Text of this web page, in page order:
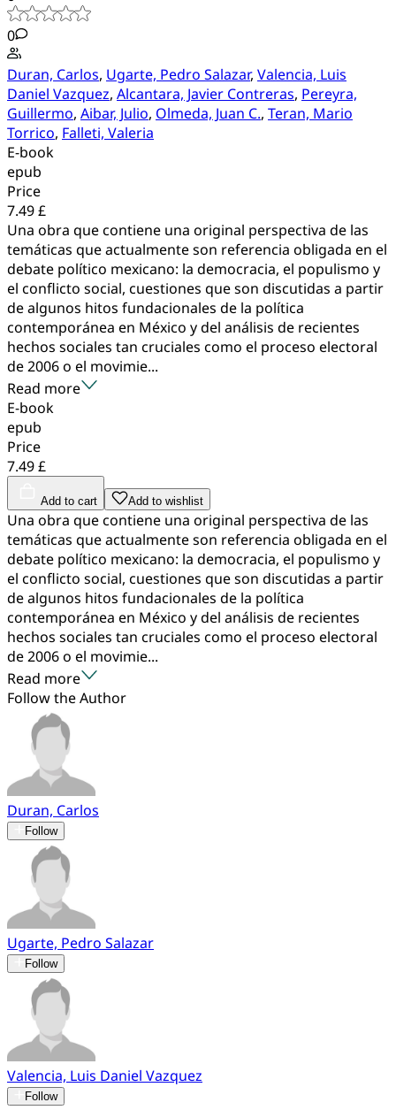
0
Duran, Carlos, Ugarte, Pedro Salazar, Valencia, Luis
Daniel Vazquez, Alcantara, Javier Contreras, Pereyra,
Guillermo, Aibar, Julio, Olmeda, Juan C., Teran, Mario
Torrico, Falleti, Valeria
E-book
epub
Price
7.49 £
Una obra que contiene una original perspectiva de las
temáticas que actualmente son referencia obligada en el
debate político mexicano: la democracia, el populismo y
el conflicto social, cuestiones que son discutidas a partir
de algunos hitos fundacionales de la política
contemporánea en México y del análisis de recientes
hechos sociales tan cruciales como el proceso electoral
de 2006 o el movimie...
Read more
E-book
epub
Price
7.49 £
Add to cart Add to wishlist
Una obra que contiene una original perspectiva de las
temáticas que actualmente son referencia obligada en el
debate político mexicano: la democracia, el populismo y
el conflicto social, cuestiones que son discutidas a partir
de algunos hitos fundacionales de la política
contemporánea en México y del análisis de recientes
hechos sociales tan cruciales como el proceso electoral
de 2006 o el movimie...
Read more
Follow the Author
Duran, Carlos
Follow
Ugarte, Pedro Salazar
Follow
Valencia, Luis Daniel Vazquez
Follow